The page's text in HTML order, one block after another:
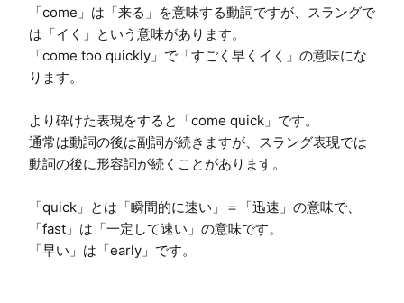
「come」は「来る」を意味する動詞ですが、スラングで
は「イく」という意味があります。
「come too quickly」で「すごく早くイく」の意味にな
ります。
より砕けた表現をすると「come quick」です。
通常は動詞の後は副詞が続きますが、スラング表現では
動詞の後に形容詞が続くことがあります。
「quick」とは「瞬間的に速い」＝「迅速」の意味で、
「fast」は「一定して速い」の意味です。
「早い」は「early」です。